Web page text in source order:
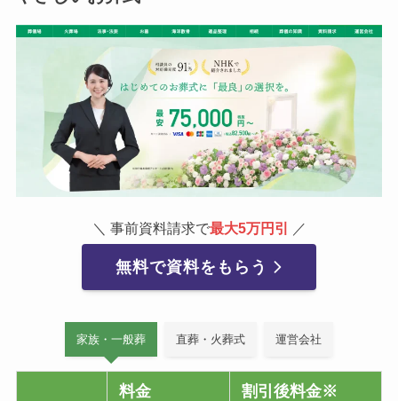
＼ 事前資料請求で最大5万円引 ／
無料で資料をもらう
家族・一般葬 直葬・火葬式 運営会社
料金 割引後料金※